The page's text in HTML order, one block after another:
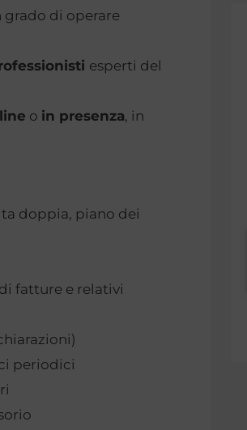
grado di operare
esperti del
o in presenza, in
doppia, piano dei
fatture e relativi
periodici